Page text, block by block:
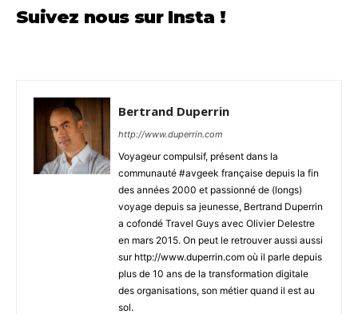
Suivez nous sur Insta !
Bertrand Duperrin
http://www.duperrin.com
Voyageur compulsif, présent dans la
communauté #avgeek française depuis la fin
des années 2000 et passionné de (longs)
voyage depuis sa jeunesse, Bertrand Duperrin
a cofondé Travel Guys avec Olivier Delestre
en mars 2015. On peut le retrouver aussi aussi
sur http://www.duperrin.com où il parle depuis
plus de 10 ans de la transformation digitale
des organisations, son métier quand il est au
sol.